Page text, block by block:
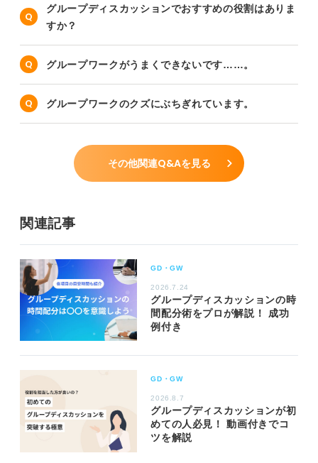
グループディスカッションでおすすめの役割はありま
すか？
グループワークがうまくできないです……。
グループワークのクズにぶちぎれています。
その他関連Q&Aを見る
関連記事
GD・GW
2026.7.24
グループディスカッションの時
間配分術をプロが解説！ 成功
例付き
GD・GW
2026.8.7
グループディスカッションが初
めての人必見！ 動画付きでコ
ツを解説